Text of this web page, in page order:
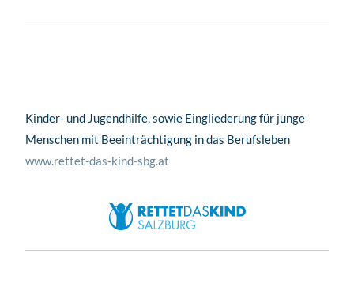
Kinder- und Jugendhilfe, sowie Eingliederung für junge
Menschen mit Beeinträchtigung in das Berufsleben
www.rettet-das-kind-sbg.at